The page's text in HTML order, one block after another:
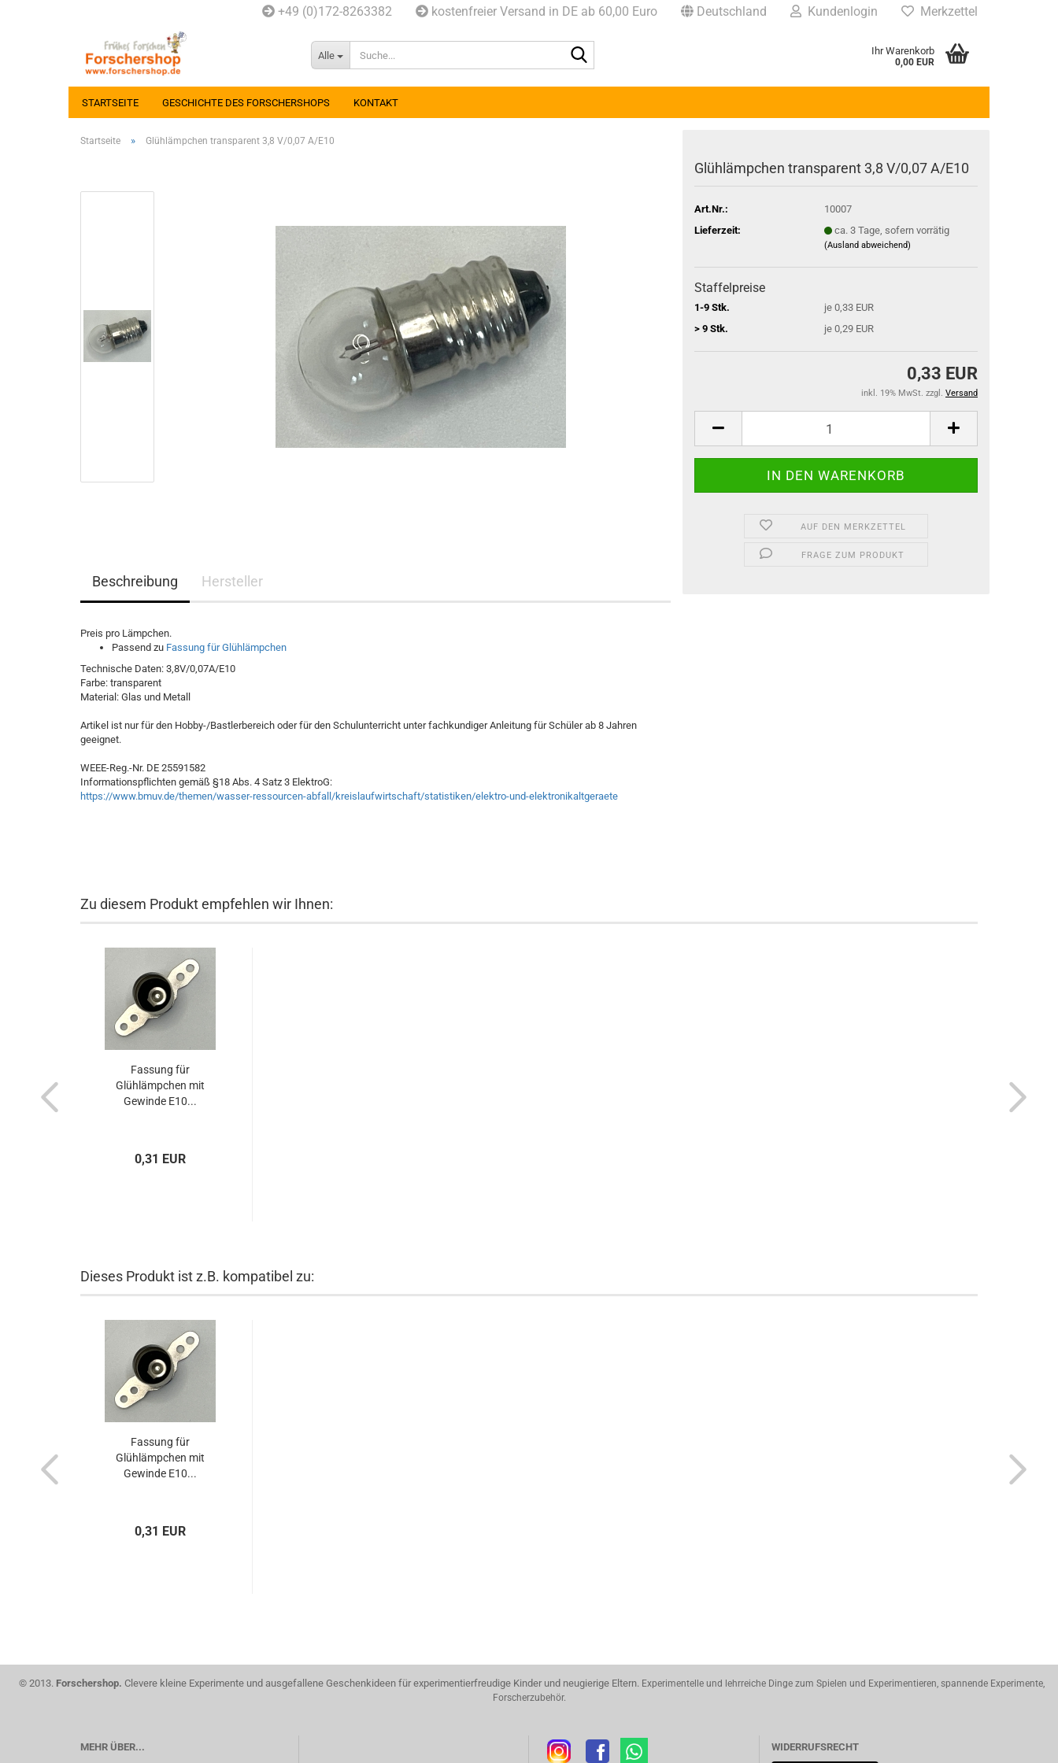
+49 (0)172-8263382 kostenfreier Versand in DE ab 60,00 Euro Deutschland Kundenlogin Merkzettel
Alle Ihr Warenkorb
0,00 EUR
STARTSEITE GESCHICHTE DES FORSCHERSHOPS KONTAKT
Startseite » Glühlämpchen transparent 3,8 V/0,07 A/E10
Glühlämpchen transparent 3,8 V/0,07 A/E10
Art.Nr.:
10007
Lieferzeit:
ca. 3 Tage, sofern vorrätig
(Ausland abweichend)
Staffelpreise
1-9 Stk.
je 0,33 EUR
> 9 Stk.
je 0,29 EUR
0,33 EUR
inkl. 19% MwSt. zzgl. Versand
AUF DEN MERKZETTEL
FRAGE ZUM PRODUKT
Beschreibung Hersteller
Preis pro Lämpchen.
Passend zu Fassung für Glühlämpchen
Technische Daten: 3,8V/0,07A/E10
Farbe: transparent
Material: Glas und Metall
Artikel ist nur für den Hobby-/Bastlerbereich oder für den Schulunterricht unter fachkundiger Anleitung für Schüler ab 8 Jahren
geeignet.
WEEE-Reg.-Nr. DE 25591582
Informationspflichten gemäß §18 Abs. 4 Satz 3 ElektroG:
https://www.bmuv.de/themen/wasser-ressourcen-abfall/kreislaufwirtschaft/statistiken/elektro-und-elektronikaltgeraete
Zu diesem Produkt empfehlen wir Ihnen:
Fassung für
Glühlämpchen mit
Gewinde E10...
0,31 EUR
Dieses Produkt ist z.B. kompatibel zu:
Fassung für
Glühlämpchen mit
Gewinde E10...
0,31 EUR
© 2013. Forschershop. Clevere kleine Experimente und ausgefallene Geschenkideen für experimentierfreudige Kinder und neugierige Eltern. Experimentelle und lehrreiche Dinge zum Spielen und Experimentieren, spannende Experimente,
Forscherzubehör.
MEHR ÜBER... WIDERRUFSRECHT